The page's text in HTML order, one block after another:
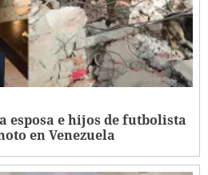
esposa e hijos de futbolista
en Venezuela